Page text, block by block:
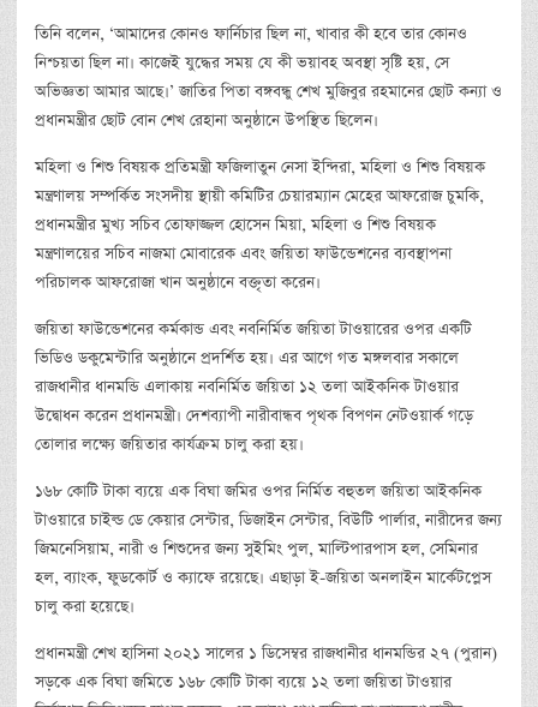
তিনি বলেন, ‘আমাদের কোনও ফার্নিচার ছিল না, খাবার কী হবে তার কোনও
নিশ্চয়তা ছিল না। কাজেই যুদ্ধের সময় যে কী ভয়াবহ অবস্থা সৃষ্টি হয়, সে
অভিজ্ঞতা আমার আছে।’ জাতির পিতা বঙ্গবন্ধু শেখ মুজিবুর রহমানের ছোট কন্যা ও
প্রধানমন্ত্রীর ছোট বোন শেখ রেহানা অনুষ্ঠানে উপস্থিত ছিলেন।
মহিলা ও শিশু বিষয়ক প্রতিমন্ত্রী ফজিলাতুন নেসা ইন্দিরা, মহিলা ও শিশু বিষয়ক
মন্ত্রণালয় সম্পর্কিত সংসদীয় স্থায়ী কমিটির চেয়ারম্যান মেহের আফরোজ চুমকি,
প্রধানমন্ত্রীর মুখ্য সচিব তোফাজ্জল হোসেন মিয়া, মহিলা ও শিশু বিষয়ক
মন্ত্রণালয়ের সচিব নাজমা মোবারেক এবং জয়িতা ফাউন্ডেশনের ব্যবস্থাপনা
পরিচালক আফরোজা খান অনুষ্ঠানে বক্তৃতা করেন।
জয়িতা ফাউন্ডেশনের কর্মকান্ড এবং নবনির্মিত জয়িতা টাওয়ারের ওপর একটি
ভিডিও ডকুমেন্টারি অনুষ্ঠানে প্রদর্শিত হয়। এর আগে গত মঙ্গলবার সকালে
রাজধানীর ধানমন্ডি এলাকায় নবনির্মিত জয়িতা ১২ তলা আইকনিক টাওয়ার
উদ্বোধন করেন প্রধানমন্ত্রী। দেশব্যাপী নারীবান্ধব পৃথক বিপণন নেটওয়ার্ক গড়ে
তোলার লক্ষ্যে জয়িতার কার্যক্রম চালু করা হয়।
১৬৮ কোটি টাকা ব্যয়ে এক বিঘা জমির ওপর নির্মিত বহুতল জয়িতা আইকনিক
টাওয়ারে চাইল্ড ডে কেয়ার সেন্টার, ডিজাইন সেন্টার, বিউটি পার্লার, নারীদের জন্য
জিমনেসিয়াম, নারী ও শিশুদের জন্য সুইমিং পুল, মাল্টিপারপাস হল, সেমিনার
হল, ব্যাংক, ফুডকোর্ট ও ক্যাফে রয়েছে। এছাড়া ই-জয়িতা অনলাইন মার্কেটপ্লেস
চালু করা হয়েছে।
প্রধানমন্ত্রী শেখ হাসিনা ২০২১ সালের ১ ডিসেম্বর রাজধানীর ধানমন্ডির ২৭ (পুরান)
সড়কে এক বিঘা জমিতে ১৬৮ কোটি টাকা ব্যয়ে ১২ তলা জয়িতা টাওয়ার